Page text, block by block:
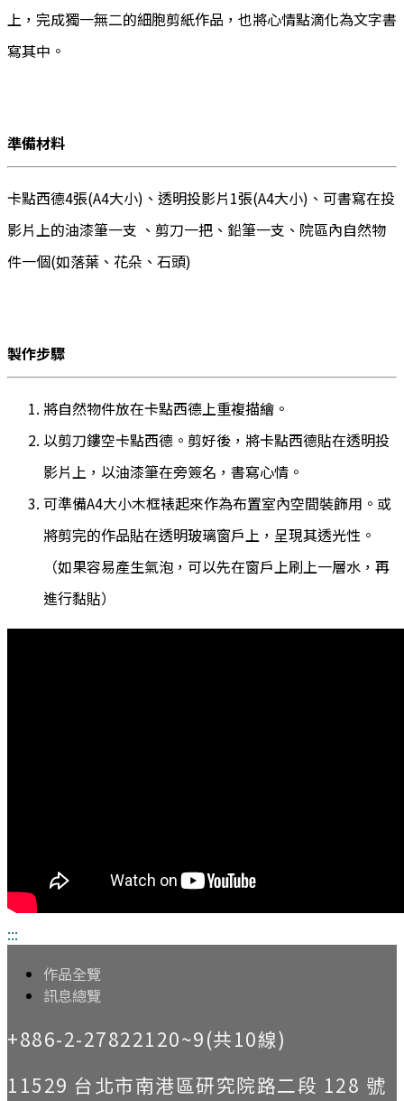
上，完成獨一無二的細胞剪紙作品，也將心情點滴化為文字書
寫其中。
準備材料
卡點西德4張(A4大小)、透明投影片1張(A4大小)、可書寫在投
影片上的油漆筆一支 、剪刀一把、鉛筆一支、院區內自然物
件一個(如落葉、花朵、石頭)
製作步驟
將自然物件放在卡點西德上重複描繪。
以剪刀鏤空卡點西德。剪好後，將卡點西德貼在透明投
影片上，以油漆筆在旁簽名，書寫心情。
可準備A4大小木框裱起來作為布置室內空間裝飾用。或
將剪完的作品貼在透明玻璃窗戶上，呈現其透光性。
（如果容易產生氣泡，可以先在窗戶上刷上一層水，再
進行黏貼）
:::
作品全覽
訊息總覽
+886-2-27822120~9(共10線)
11529 台北市南港區研究院路二段 128 號